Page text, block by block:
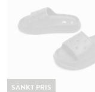
SÄNKT PRIS